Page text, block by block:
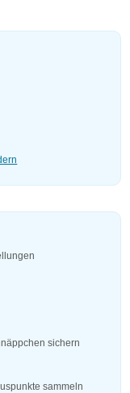
sichern
sammeln